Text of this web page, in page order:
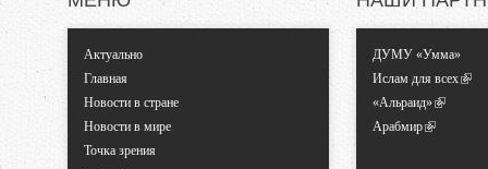
Актуально
Главная
Новости в стране
Новости в мире
Точка зрения
ДУМУ «Умма»
Ислам для всех
«Альраид»
Арабмир